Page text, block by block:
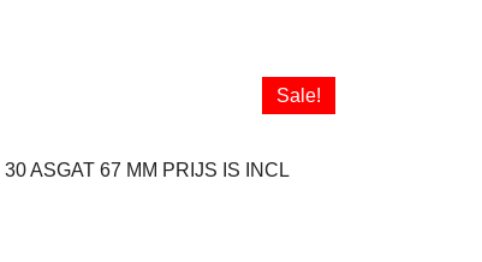
Sale!
ASGAT 67 MM PRIJS IS INCL